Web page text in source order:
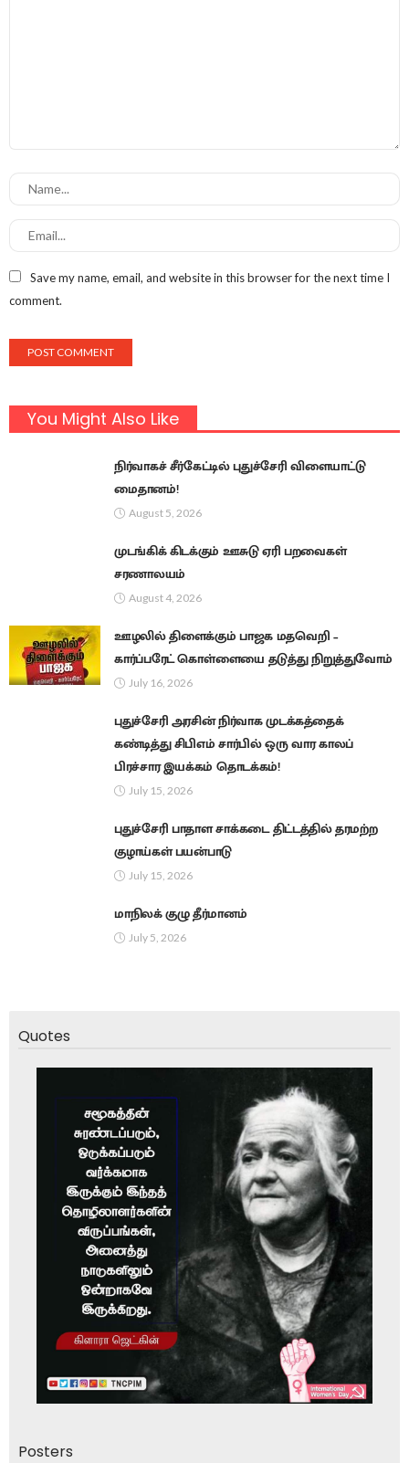
Save my name, email, and website in this browser for the next time I
comment.
You Might Also Like
நிர்வாகச் சீர்கேட்டில் புதுச்சேரி விளையாட்டு
மைதானம்!
August 5, 2026
முடங்கிக் கிடக்கும் ஊசுடு ஏரி பறவைகள்
சரணாலயம்
August 4, 2026
ஊழலில் திளைக்கும் பாஜக மதவெறி –
கார்ப்பரேட் கொள்ளையை தடுத்து நிறுத்துவோம்
July 16, 2026
புதுச்சேரி அரசின் நிர்வாக முடக்கத்தைக்
கண்டித்து சிபிஎம் சார்பில் ஒரு வார காலப்
பிரச்சார இயக்கம் தொடக்கம்!
July 15, 2026
புதுச்சேரி பாதாள சாக்கடை திட்டத்தில் தரமற்ற
குழாய்கள் பயன்பாடு
July 15, 2026
மாநிலக் குழு தீர்மானம்
July 5, 2026
Quotes
Posters